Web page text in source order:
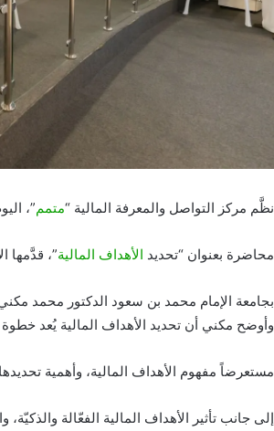
نظَّم مركز التواصل والمعرفة المالية “متمم”، اليوم الخميس
محاضرة بعنوان “تحديد الأهداف المالية”، قدَّمها
بجامعة الإمام محمد بن سعود الدكتور محمد
وأوضح مكني أن تحديد الأهداف المالية يُعد
مستعرضاً مفهوم الأهداف المالية، وأهمية
إلى جانب تأثير الأهداف المالية الفعّالة